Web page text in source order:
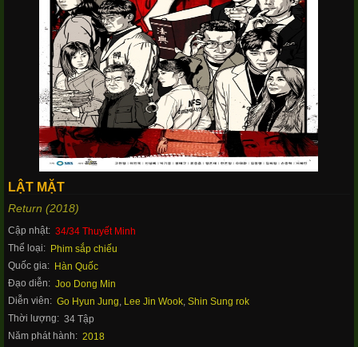
LẬT MẶT
Return (2018)
Cập nhật: 34/34 Thuyết Minh
Thể loại: Phim sắp chiếu
Quốc gia: Hàn Quốc
Đạo diễn: Joo Dong Min
Diễn viên: Go Hyun Jung, Lee Jin Wook, Shin Sung rok
Thời lượng: 34 Tập
Năm phát hành: 2018